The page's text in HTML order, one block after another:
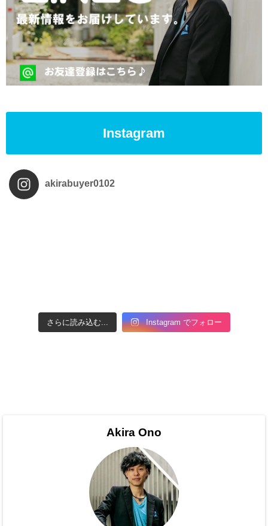
Instagram
akirabuyer0102
さらに読み込む... Instagram でフォロー
Akira Ono